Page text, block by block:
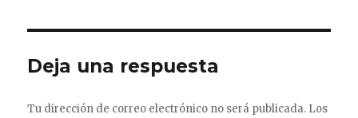
Deja una respuesta
Tu dirección de correo electrónico no será publicada. Los